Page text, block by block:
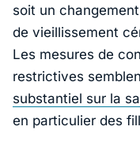
soit un
de vieillissement
Les mesures de
restrictives
substantiel sur la
en particulier des